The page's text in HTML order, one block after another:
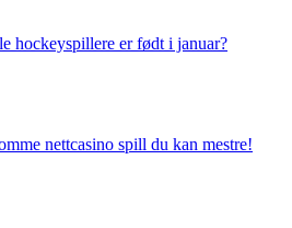
hockeyspillere er født i januar?
nettcasino spill du kan mestre!